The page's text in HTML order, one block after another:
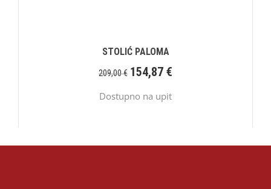
STOLIĆ PALOMA
209,00€ 154,87 €
Dostupno na upit